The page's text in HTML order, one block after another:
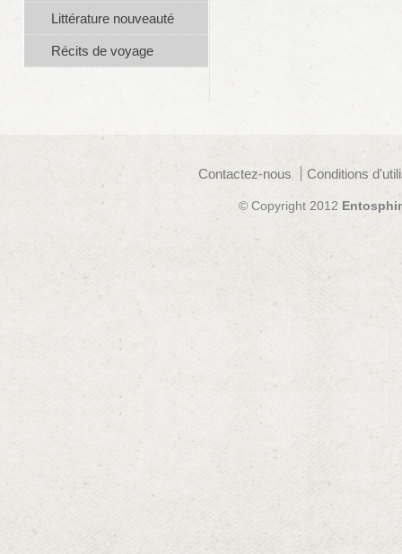
Littérature nouveauté
Récits de voyage
Contactez-nous Conditions
© Copyright 2012